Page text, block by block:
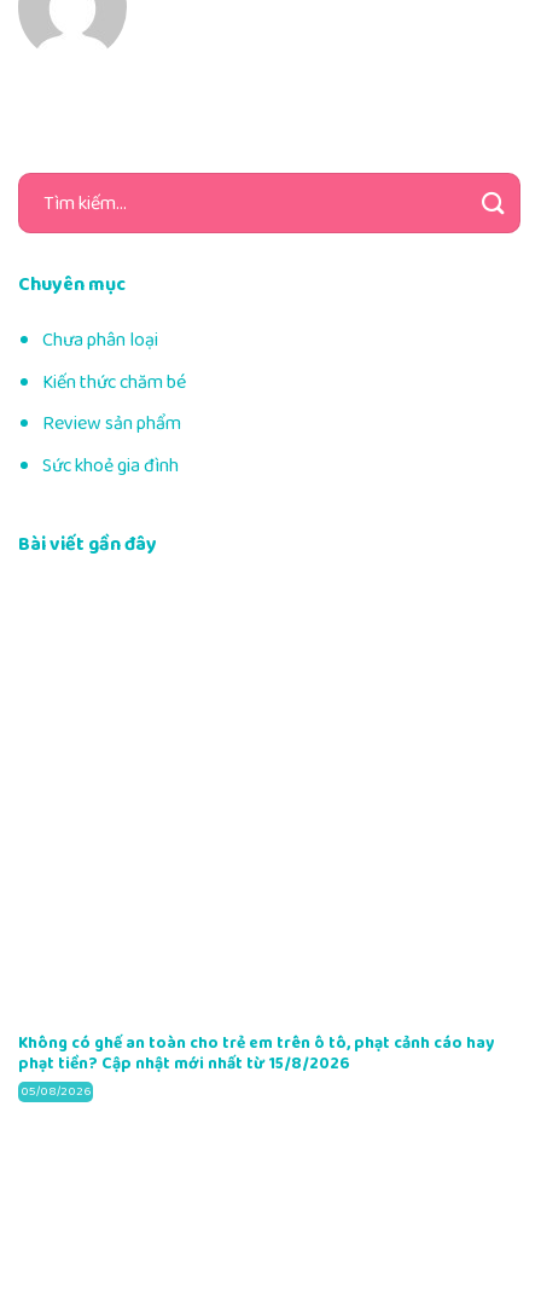
Tìm
kiếm:
Chuyên mục
Chưa phân loại
Kiến thức chăm bé
Review sản phẩm
Sức khoẻ gia đình
Bài viết gần đây
Không có ghế an toàn cho trẻ em trên ô tô, phạt cảnh cáo hay
phạt tiền? Cập nhật mới nhất từ 15/8/2026
05/08/2026